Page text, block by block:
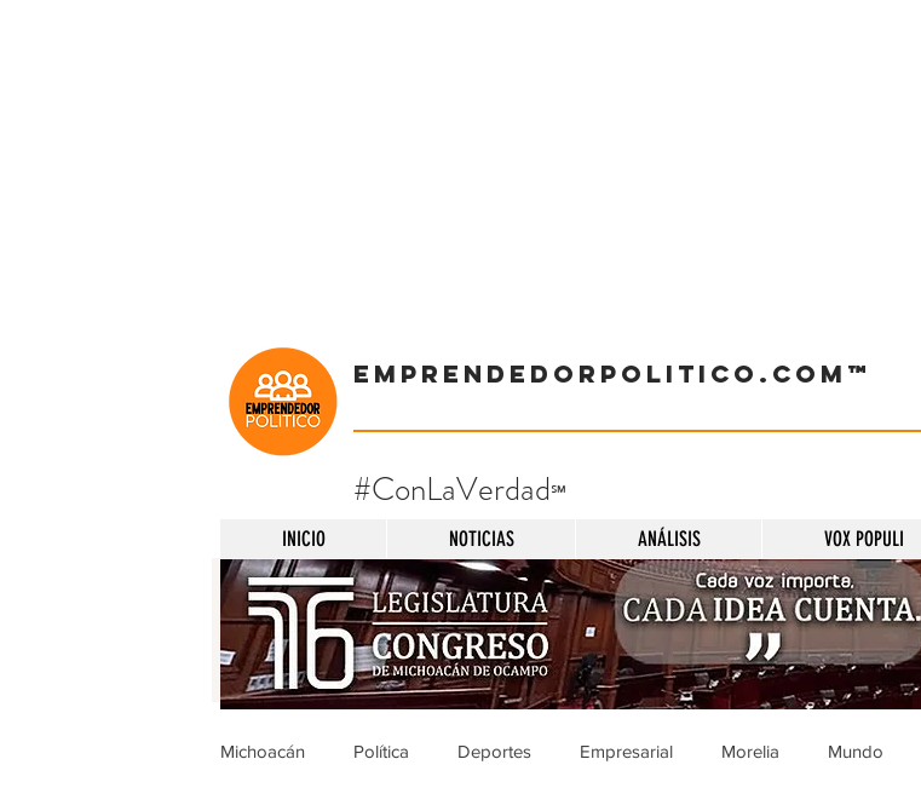
Emprendedorpolitico.com™
#ConLaVerdad℠
INICIO NOTICIAS ANÁLISIS VOX POPULI
Michoacán Política Deportes Empresarial Morelia Mundo